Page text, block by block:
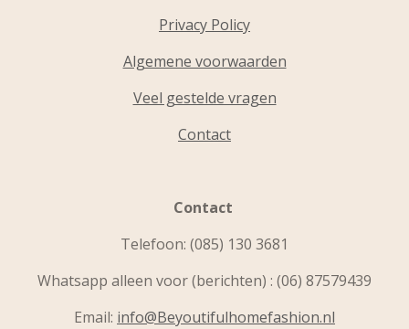
Privacy Policy
Algemene voorwaarden
Veel gestelde vragen
Contact
Contact
Telefoon: (085) 130 3681
Whatsapp alleen voor (berichten) : (06) 87579439
Email: info@Beyoutifulhomefashion.nl